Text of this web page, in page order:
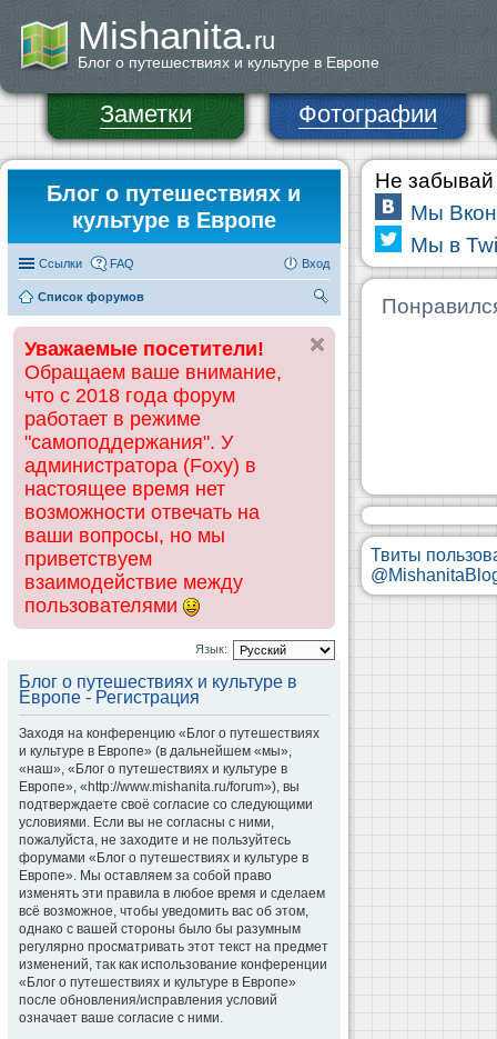
Mishanita.ru
Блог о путешествиях и культуре в Европе
Заметки Фотографии
Блог о путешествиях и
культуре в Европе
Ссылки FAQ Вход
Список форумов
ск
Уважаемые посетители!
Обращаем ваше внимание,
что с 2018 года форум
работает в режиме
"самоподдержания". У
администратора (Foxy) в
настоящее время нет
возможности отвечать на
ваши вопросы, но мы
приветствуем
взаимодействие между
пользователями
Язык:
Блог о путешествиях и культуре в
Европе - Регистрация
Заходя на конференцию «Блог о путешествиях
и культуре в Европе» (в дальнейшем «мы»,
«наш», «Блог о путешествиях и культуре в
Европе», «http://www.mishanita.ru/forum»), вы
подтверждаете своё согласие со следующими
условиями. Если вы не согласны с ними,
пожалуйста, не заходите и не пользуйтесь
форумами «Блог о путешествиях и культуре в
Европе». Мы оставляем за собой право
изменять эти правила в любое время и сделаем
всё возможное, чтобы уведомить вас об этом,
однако с вашей стороны было бы разумным
регулярно просматривать этот текст на предмет
изменений, так как использование конференции
«Блог о путешествиях и культуре в Европе»
после обновления/исправления условий
означает ваше согласие с ними.
Не забывай
Мы
Мы в
Твиты